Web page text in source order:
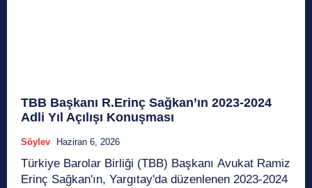
TBB Başkanı R.Erinç Sağkan’ın 2023-2024
Adli Yıl Açılışı Konuşması
Söylev Haziran 6, 2026
Türkiye Barolar Birliği (TBB) Başkanı Avukat Ramiz
Erinç Sağkan'ın, Yargıtay'da düzenlenen 2023-2024